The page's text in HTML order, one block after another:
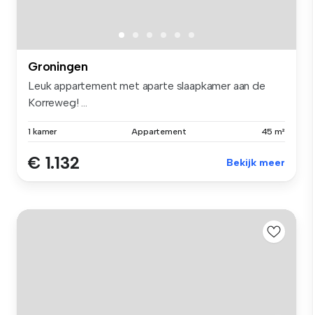
Groningen
Leuk appartement met aparte slaapkamer aan de
Korreweg! ...
1 kamer Appartement 45 m²
€ 1.132 Bekijk meer